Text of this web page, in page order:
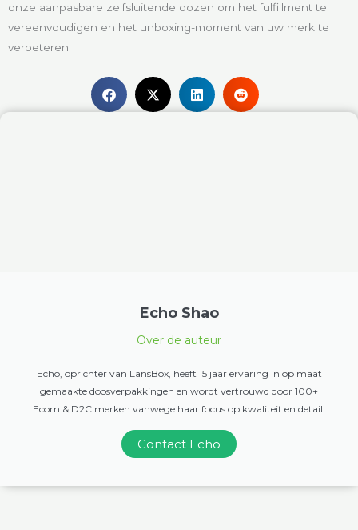
onze aanpasbare zelfsluitende dozen om het fulfillment te
vereenvoudigen en het unboxing-moment van uw merk te
verbeteren.
Echo Shao
Over de auteur
Echo, oprichter van LansBox, heeft 15 jaar ervaring in op maat
gemaakte doosverpakkingen en wordt vertrouwd door 100+
Ecom & D2C merken vanwege haar focus op kwaliteit en detail.
Contact Echo